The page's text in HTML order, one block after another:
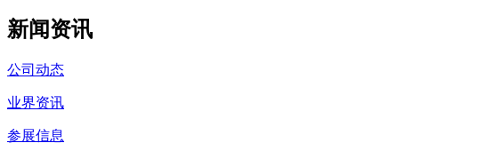
新闻资讯
公司动态
业界资讯
参展信息